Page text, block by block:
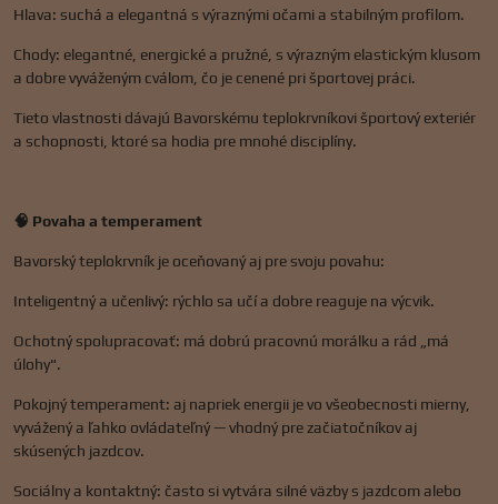
Hlava: suchá a elegantná s výraznými očami a stabilným profilom.
Chody: elegantné, energické a pružné, s výrazným elastickým klusom
a dobre vyváženým cválom, čo je cenené pri športovej práci.
Tieto vlastnosti dávajú Bavorskému teplokrvníkovi športový exteriér
a schopnosti, ktoré sa hodia pre mnohé disciplíny.
🧠 Povaha a temperament
Bavorský teplokrvník je oceňovaný aj pre svoju povahu:
Inteligentný a učenlivý: rýchlo sa učí a dobre reaguje na výcvik.
Ochotný spolupracovať: má dobrú pracovnú morálku a rád „má
úlohy".
Pokojný temperament: aj napriek energii je vo všeobecnosti mierny,
vyvážený a ľahko ovládateľný — vhodný pre začiatočníkov aj
skúsených jazdcov.
Sociálny a kontaktný: často si vytvára silné väzby s jazdcom alebo